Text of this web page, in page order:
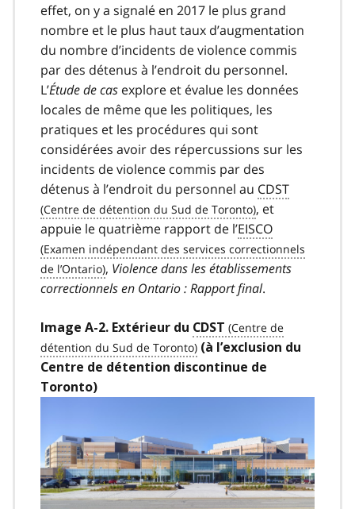
effet, on y a signalé en 2017 le plus grand
nombre et le plus haut taux d’augmentation
du nombre d’incidents de violence commis
par des détenus à l’endroit du personnel.
L’Étude de cas explore et évalue les données
locales de même que les politiques, les
pratiques et les procédures qui sont
considérées avoir des répercussions sur les
incidents de violence commis par des
détenus à l’endroit du personnel au CDST
, et
appuie le quatrième rapport de l’EISCO
, Violence dans les établissements
correctionnels en Ontario : Rapport final.
Image A-2. Extérieur du CDST
(à l’exclusion du
Centre de détention discontinue de
Toronto)